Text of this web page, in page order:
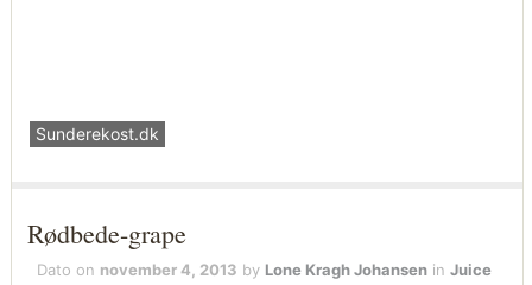
Sunderekost.dk
Rødbede-grape
Dato on november 4, 2013 by Lone Kragh Johansen inJuice